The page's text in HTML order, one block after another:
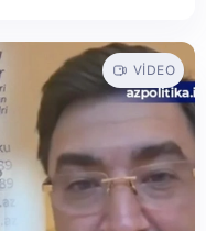
VIDEO